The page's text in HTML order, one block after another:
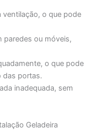
ventilação, o que pode
paredes ou móveis,
o que pode
das portas.
inadequada, sem
Geladeira